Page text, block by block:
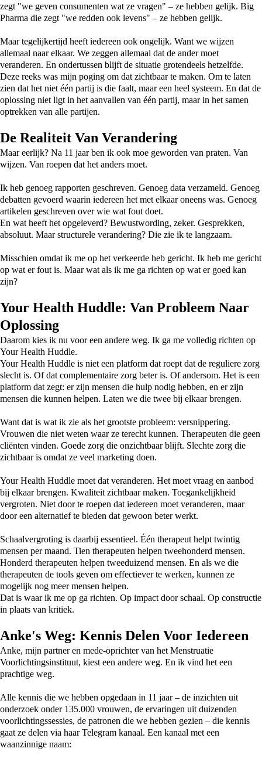
zegt "we geven consumenten wat ze vragen" – ze hebben gelijk. Big
Pharma die zegt "we redden ook levens" – ze hebben gelijk.
Maar tegelijkertijd heeft iedereen ook ongelijk. Want we wijzen
allemaal naar elkaar. We zeggen allemaal dat de ander moet
veranderen. En ondertussen blijft de situatie grotendeels hetzelfde.
Deze reeks was mijn poging om dat zichtbaar te maken. Om te laten
zien dat het niet één partij is die faalt, maar een heel systeem. En dat de
oplossing niet ligt in het aanvallen van één partij, maar in het samen
optrekken van alle partijen.
De Realiteit Van Verandering
Maar eerlijk? Na 11 jaar ben ik ook moe geworden van praten. Van
wijzen. Van roepen dat het anders moet.
Ik heb genoeg rapporten geschreven. Genoeg data verzameld. Genoeg
debatten gevoerd waarin iedereen het met elkaar oneens was. Genoeg
artikelen geschreven over wie wat fout doet.
En wat heeft het opgeleverd? Bewustwording, zeker. Gesprekken,
absoluut. Maar structurele verandering? Die zie ik te langzaam.
Misschien omdat ik me op het verkeerde heb gericht. Ik heb me gericht
op wat er fout is. Maar wat als ik me ga richten op wat er goed kan
zijn?
Your Health Huddle: Van Probleem Naar
Oplossing
Daarom kies ik nu voor een andere weg. Ik ga me volledig richten op
Your Health Huddle.
Your Health Huddle is niet een platform dat roept dat de reguliere zorg
slecht is. Of dat complementaire zorg beter is. Of andersom. Het is een
platform dat zegt: er zijn mensen die hulp nodig hebben, en er zijn
mensen die kunnen helpen. Laten we die twee bij elkaar brengen.
Want dat is wat ik zie als het grootste probleem: versnippering.
Vrouwen die niet weten waar ze terecht kunnen. Therapeuten die geen
cliënten vinden. Goede zorg die onzichtbaar blijft. Slechte zorg die
zichtbaar is omdat ze veel marketing doen.
Your Health Huddle moet dat veranderen. Het moet vraag en aanbod
bij elkaar brengen. Kwaliteit zichtbaar maken. Toegankelijkheid
vergroten. Niet door te roepen dat iedereen moet veranderen, maar
door een alternatief te bieden dat gewoon beter werkt.
Schaalvergroting is daarbij essentieel. Één therapeut helpt twintig
mensen per maand. Tien therapeuten helpen tweehonderd mensen.
Honderd therapeuten helpen tweeduizend mensen. En als we die
therapeuten de tools geven om effectiever te werken, kunnen ze
mogelijk nog meer mensen helpen.
Dat is waar ik me op ga richten. Op impact door schaal. Op constructie
in plaats van kritiek.
Anke's Weg: Kennis Delen Voor Iedereen
Anke, mijn partner en mede-oprichter van het Menstruatie
Voorlichtingsinstituut, kiest een andere weg. En ik vind het een
prachtige weg.
Alle kennis die we hebben opgedaan in 11 jaar – de inzichten uit
onderzoek onder 135.000 vrouwen, de ervaringen uit duizenden
voorlichtingssessies, de patronen die we hebben gezien – die kennis
gaat ze delen via haar Telegram kanaal. Een kanaal met een
waanzinnige naam: